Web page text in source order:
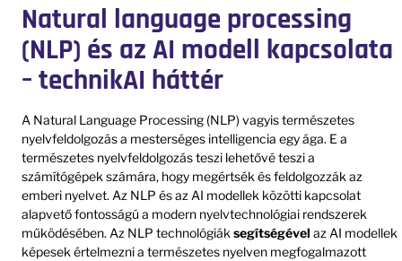
Natural language processing
(NLP) és az AI modell kapcsolata
– technikAI háttér
A Natural Language Processing (NLP) vagyis természetes
nyelvfeldolgozás a mesterséges intelligencia egy ága. E a
természetes nyelvfeldolgozás teszi lehetővé teszi a
számítógépek számára, hogy megértsék és feldolgozzák az
emberi nyelvet. Az NLP és az AI modellek közötti kapcsolat
alapvető fontosságú a modern nyelvtechnológiai rendszerek
működésében. Az NLP technológiák segítségével az AI modellek
képesek értelmezni a természetes nyelven megfogalmazott